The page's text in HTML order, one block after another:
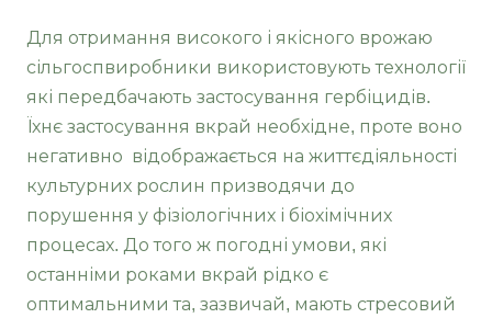
Для отримання високого і якісного врожаю
сільгоспвиробники використовують технології
які передбачають застосування гербіцидів.
Їхнє застосування вкрай необхідне, проте воно
негативно відображається на життєдіяльності
культурних рослин призводячи до
порушення у фізіологічних і біохімічних
процесах. До того ж погодні умови, які
останніми роками вкрай рідко є
оптимальними та, зазвичай, мають стресовий